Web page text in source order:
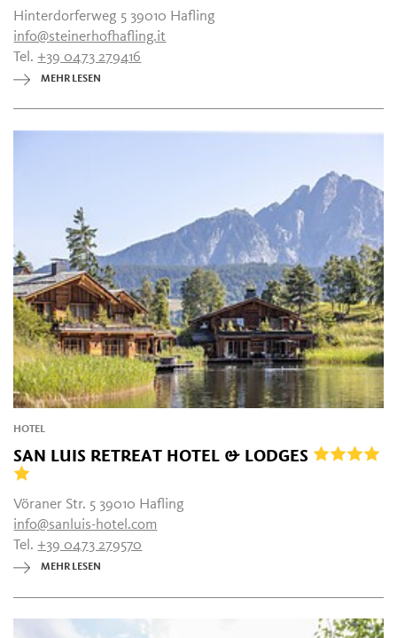
Hinterdorferweg 5 39010 Hafling
info@steinerhofhafling.it
Tel.+39 0473 279416
MEHR LESEN
HOTEL
SAN LUIS RETREAT HOTEL & LODGES
Vöraner Str. 5 39010 Hafling
info@sanluis-hotel.com
Tel.+39 0473 279570
MEHR LESEN